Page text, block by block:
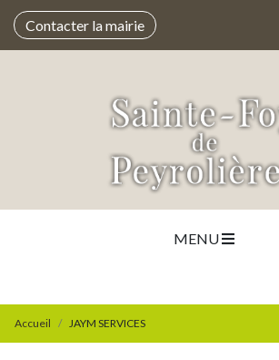
Contacter la mairie
MENU
Accueil JAYM SERVICES